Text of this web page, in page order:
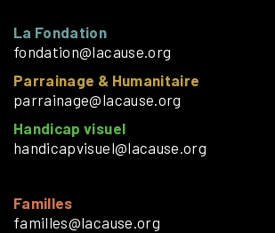
La Fondation
fondation@lacause.org
Parrainage & Humanitaire
parrainage@lacause.org
Handicap visuel
handicapvisuel@lacause.org
Familles
familles@lacause.org